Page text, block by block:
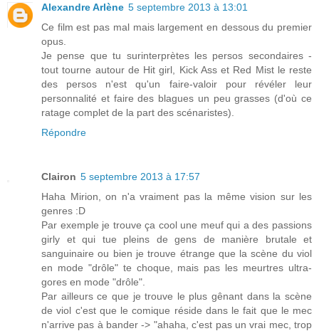
Alexandre Arlène 5 septembre 2013 à 13:01
Ce film est pas mal mais largement en dessous du premier
opus.
Je pense que tu surinterprètes les persos secondaires -
tout tourne autour de Hit girl, Kick Ass et Red Mist le reste
des persos n'est qu'un faire-valoir pour révéler leur
personnalité et faire des blagues un peu grasses (d'où ce
ratage complet de la part des scénaristes).
Répondre
Clairon 5 septembre 2013 à 17:57
Haha Mirion, on n'a vraiment pas la même vision sur les
genres :D
Par exemple je trouve ça cool une meuf qui a des passions
girly et qui tue pleins de gens de manière brutale et
sanguinaire ou bien je trouve étrange que la scène du viol
en mode "drôle" te choque, mais pas les meurtres ultra-
gores en mode "drôle".
Par ailleurs ce que je trouve le plus gênant dans la scène
de viol c'est que le comique réside dans le fait que le mec
n'arrive pas à bander -> "ahaha, c'est pas un vrai mec, trop